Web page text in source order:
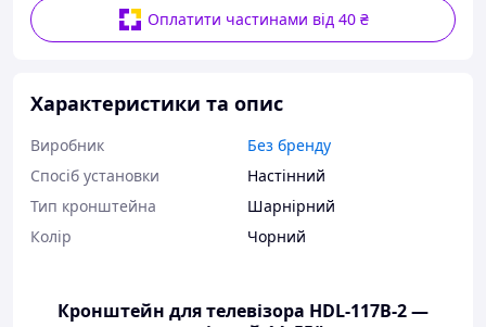
Оплатити частинами від 40 ₴
Характеристики та опис
Виробник
Без бренду
Спосіб установки
Настінний
Тип кронштейна
Шарнірний
Колір
Чорний
Кронштейн для телевізора HDL-117B-2 —